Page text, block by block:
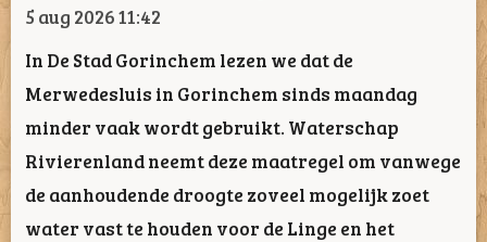
5 aug 202611:42
In De Stad Gorinchem lezen we dat de
Merwedesluis in Gorinchem sinds maandag
minder vaak wordt gebruikt. Waterschap
Rivierenland neemt deze maatregel om vanwege
de aanhoudende droogte zoveel mogelijk zoet
water vast te houden voor de Linge en het